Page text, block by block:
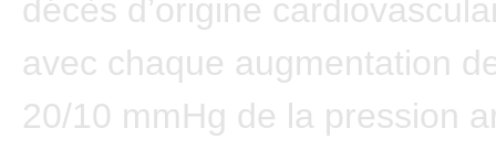
décès d’origine
avec chaque augmentation
20/10 mmHg de la pression